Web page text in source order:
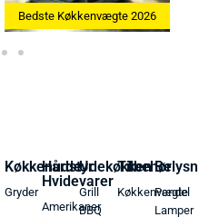
2026 Bedste Æggekoger
Køkkenudstyr
Gryder
Hårde
Hvidevarer
Amerikaner
Udekøkken
Grill
BBQ
Tilbehør
Køkkenvægte
Pendel
Lamper